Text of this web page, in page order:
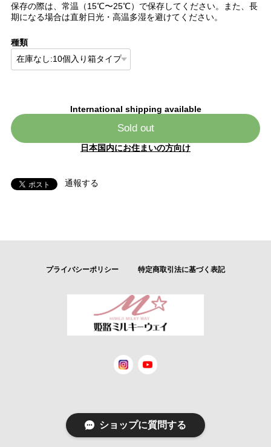
保存の際は、常温（15℃〜25℃）で保存してください。また、長
期になる場合は直射日光・高温多湿を避けてください。
種類
International shipping available
Sold out
日本国内にお住まいの方向け
通報する
プライバシーポリシー 特定商取引法に基づく表記
ショップに質問する